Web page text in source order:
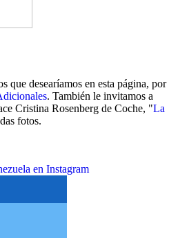
que desearíamos en esta página, por
. También le invitamos a
Cristina Rosenberg de Coche, "La
fotos.
en Instagram